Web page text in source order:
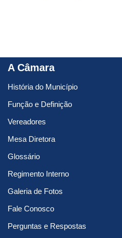
A Câmara
História do Município
Função e Definição
Vereadores
Mesa Diretora
Glossário
Regimento Interno
Galeria de Fotos
Fale Conosco
Perguntas e Respostas